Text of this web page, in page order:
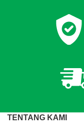
TENTANG KAMI